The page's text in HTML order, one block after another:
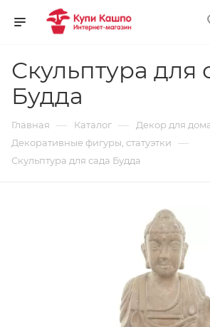
Скульптура для
Будда
Главная — Каталог — Декор для
Декоративные фигуры, статуэтки —
Скульптура для сада Будда